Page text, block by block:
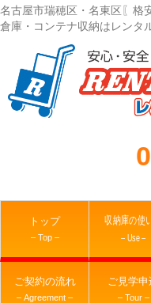
名古屋市瑞穂区・名東区〖格
倉庫・コンテナ収納はレンタ
トップ
– Top –
収納庫の使
– Use –
ご契約の流れ
– Agreement –
ご見学申
– Tour –